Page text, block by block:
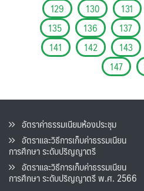
129
130 131
135
136 137
141
142 143
147
อัตราค่าธรรมเนียมห้องประชุม
อัตราและวิธีการเก็บค่าธรรมเนียน
การศึกษา ระดับปริญญาตรี
อัตราและวิธีการเก็บค่าธรรมเนียน
การศึกษา ระดับปริญญาตรี พ.ศ. 2566